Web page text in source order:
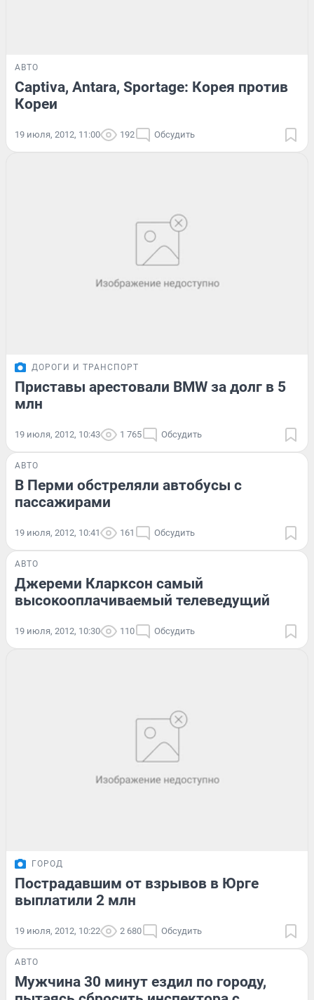
АВТО
Captiva, Antara, Sportage: Корея против
Кореи
19 июля, 2012, 11:00 192 Обсудить
ДОРОГИ И ТРАНСПОРТ
Приставы арестовали BMW за долг в 5
млн
19 июля, 2012, 10:43 1 765 Обсудить
АВТО
В Перми обстреляли автобусы с
пассажирами
19 июля, 2012, 10:41 161 Обсудить
АВТО
Джереми Кларксон самый
высокооплачиваемый телеведущий
19 июля, 2012, 10:30 110 Обсудить
ГОРОД
Пострадавшим от взрывов в Юрге
выплатили 2 млн
19 июля, 2012, 10:22 2 680 Обсудить
АВТО
Мужчина 30 минут ездил по городу,